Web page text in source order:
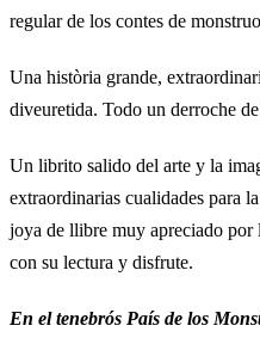
regular de los contes de
Una història grande,
diveuretida. Todo un derroche
Un librito salido del arte y la
extraordinarias cualidades para
joya de llibre muy apreciado por
con su lectura y disfrute.
En el tenebrós País de los